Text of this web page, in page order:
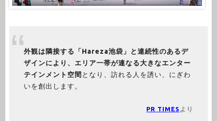
外観は隣接する「Hareza池袋」と連続性のあるデ
ザインにより、エリア一帯が連なる大きなエンター
テインメント空間 となり、訪れる人を誘い、にぎわ
いを創出します。
PR TIMES より